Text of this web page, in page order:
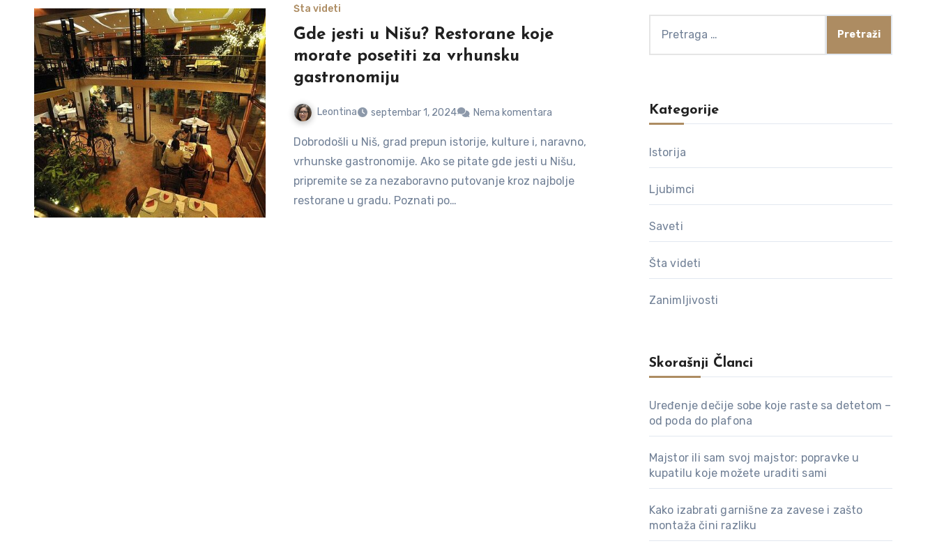
Šta videti
Gde jesti u Nišu? Restorane koje
morate posetiti za vrhunsku
gastronomiju
Leontina septembar 1, 2024 Nema komentara
Dobrodošli u Niš, grad prepun istorije, kulture i, naravno,
vrhunske gastronomije. Ako se pitate gde jesti u Nišu,
pripremite se za nezaboravno putovanje kroz najbolje
restorane u gradu. Poznati po…
za:
Kategorije
Istorija
Ljubimci
Saveti
Šta videti
Zanimljivosti
Skorašnji Članci
Uređenje dečije sobe koje raste sa detetom –
od poda do plafona
Majstor ili sam svoj majstor: popravke u
kupatilu koje možete uraditi sami
Kako izabrati garnišne za zavese i zašto
montaža čini razliku